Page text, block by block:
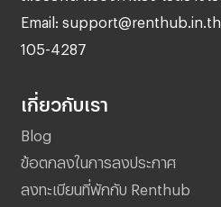
Email: support@renthub.in.th
105-4287
เกี่ยวกับเรา
Blog
ข้อตกลงในการลงประกาศ
ลงทะเบียนที่พักกับ Renthub